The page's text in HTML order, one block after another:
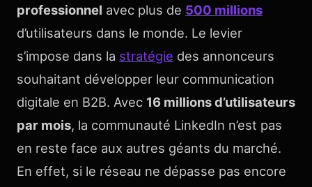
professionnel avec plus de 500 millions
d’utilisateurs dans le monde. Le levier
s’impose dans la stratégie des annonceurs
souhaitant développer leur communication
digitale en B2B. Avec 16 millions d’utilisateurs
par mois, la communauté LinkedIn n’est pas
en reste face aux autres géants du marché.
En effet, si le réseau ne dépasse pas encore